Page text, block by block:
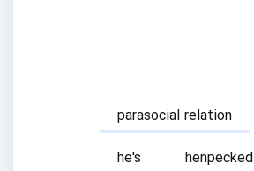
parasocial relation
he's
henpecked